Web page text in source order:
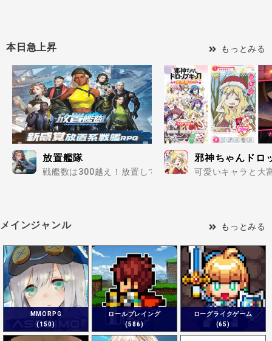
本日急上昇 もっとみる
放置艦隊
戦艦数は300越え！放置してるだけで無敵艦隊を育成で
邪神ちゃんドロ
可愛いキャラと大
メインジャンル もっとみる
MMORPG
(150)
ロールプレイング
(586)
ローグライクゲーム
(65)